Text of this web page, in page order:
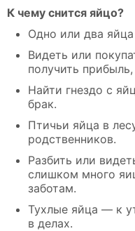
К чему снится яйцо?
Одно или два
Видеть или
получить
Найти гнездо с
брак.
Птичьи яйца в
родственников.
Разбить или
слишком много
заботам.
Тухлые яйца — к
в делах.